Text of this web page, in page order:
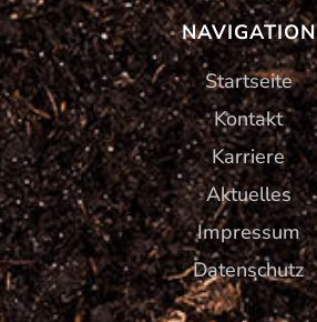
NAVIGATION
Startseite
Kontakt
Karriere
Aktuelles
Impressum
Datenschutz